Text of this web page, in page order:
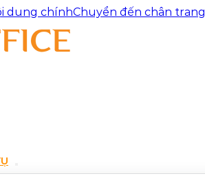
dung chínhChuyển đến chân trang